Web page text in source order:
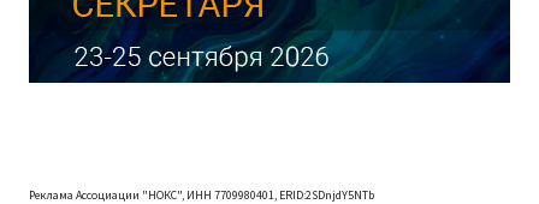
Реклама Ассоциации "НОКС", ИНН 7709980401, ERID:2SDnjdY5NTb